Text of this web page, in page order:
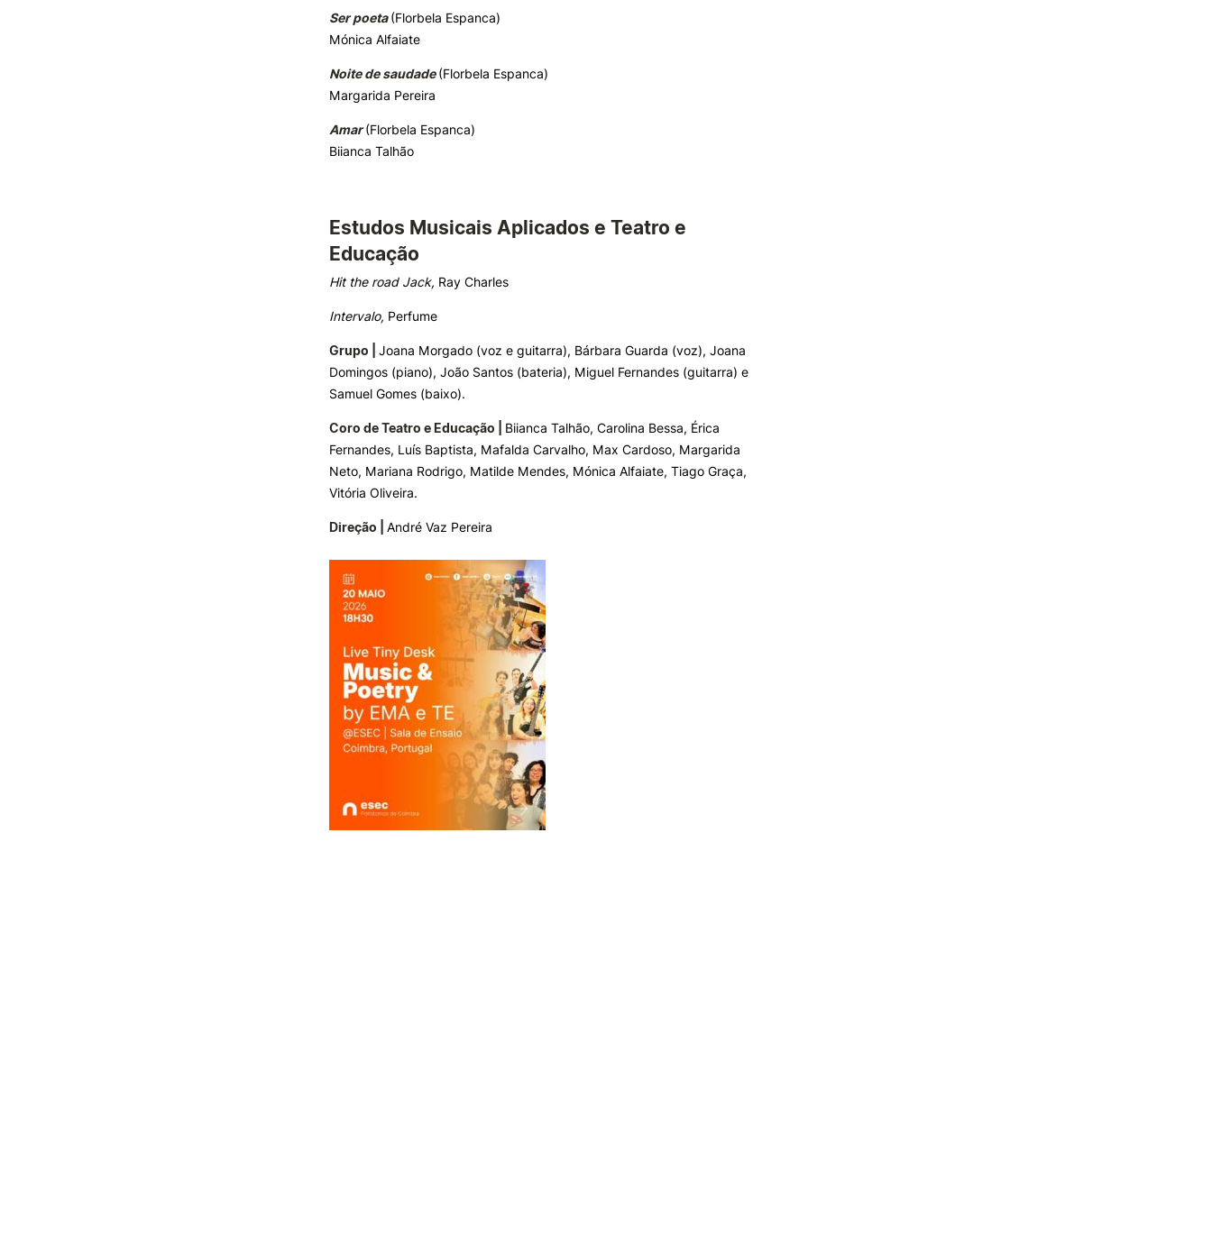
Ser poeta (Florbela Espanca)
Mónica Alfaiate
Noite de saudade (Florbela Espanca)
Margarida Pereira
Amar (Florbela Espanca)
Biianca Talhão
Estudos Musicais Aplicados e Teatro e
Educação
Hit the road Jack, Ray Charles
Intervalo, Perfume
Grupo | Joana Morgado (voz e guitarra), Bárbara Guarda (voz), ‌Joana
Domingos (piano), ‌João Santos (bateria), ‌Miguel Fernandes (guitarra) e
Samuel Gomes (baixo).
Coro de Teatro e Educação | Biianca Talhão, Carolina Bessa, Érica
Fernandes, Luís Baptista, Mafalda Carvalho, Max Cardoso, Margarida
Neto, Mariana Rodrigo, Matilde Mendes, Mónica Alfaiate, Tiago Graça,
Vitória Oliveira.
Direção | André Vaz Pereira